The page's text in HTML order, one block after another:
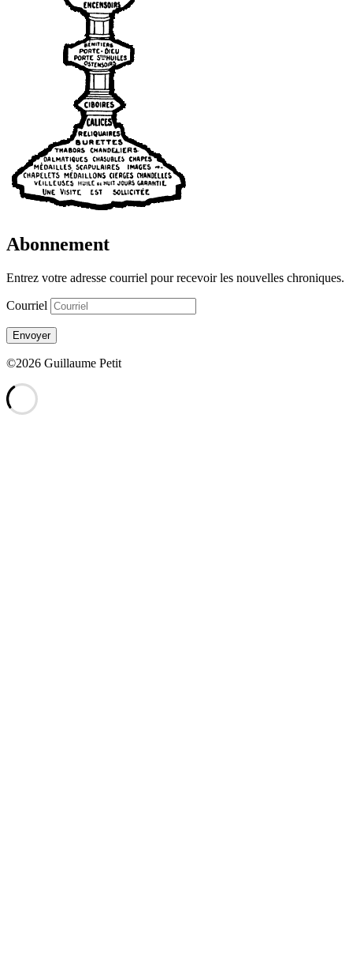
Abonnement
Entrez votre adresse courriel pour recevoir les nouvelles chroniques.
Courriel
Envoyer
©2026 Guillaume Petit